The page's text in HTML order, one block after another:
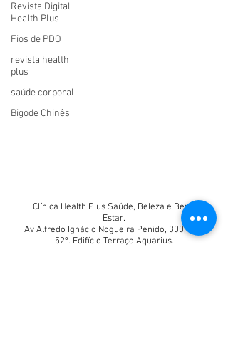
Revista Digital
Health Plus
Fios de PDO
revista health
plus
saúde corporal
Bigode Chinês
Clínica Health Plus Saúde, Beleza e Bem-
Estar.
Av Alfredo Ignácio Nogueira Penido, 300, sala
52º. Edifício Terraço Aquarius.